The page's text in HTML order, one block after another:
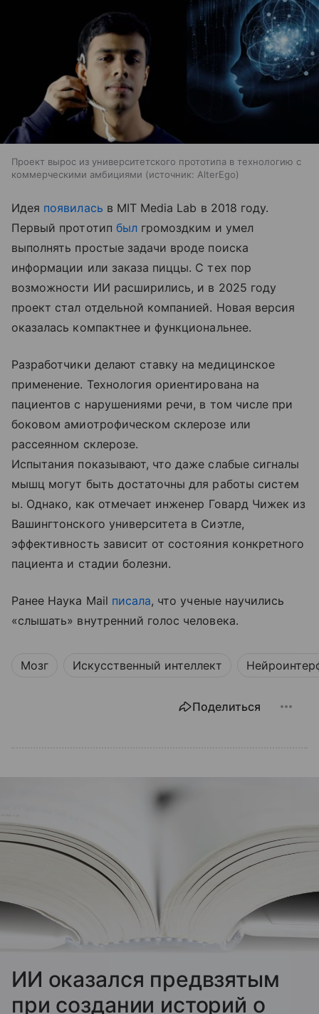
Проект вырос из университетского прототипа в технологию с
коммерческими амбициями
источник: AlterEgo
Идея появилась в MIT Media Lab в 2018 году.
Первый прототип былгромоздким и умел
выполнять простые задачи вроде поиска
информации или заказа пиццы. С тех пор
возможности ИИ расширились, и в 2025 году
проект стал отдельной компанией. Новая версия
оказалась компактнее и функциональнее.
Разработчики делают ставку на медицинское
применение. Технология ориентирована на
пациентов с нарушениями речи, в том числе при
боковом амиотрофическом склерозе или
рассеянном склерозе.
Испытания показывают, что даже слабые сигналы
мышц могут быть достаточны для работы систем
ы. Однако, как отмечает инженер Говард Чижек из
Вашингтонского университета в Сиэтле,
эффективность зависит от состояния конкретного
пациента и стадии болезни.
Ранее Наука Mail писала, что ученые научились
«слышать» внутренний голос человека.
Мозг Искусственный интеллект
Поделиться
ИИ оказался предвзятым
при создании историй о